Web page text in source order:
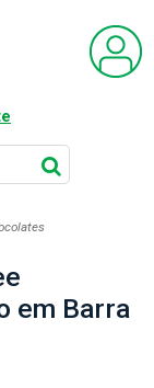
em Barra